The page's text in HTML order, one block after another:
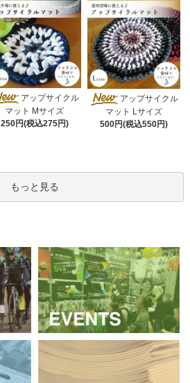
アップサイクル
マット Mサイズ
250円(税込275円)
アップサイクル
マット Lサイズ
500円(税込550円)
もっと見る